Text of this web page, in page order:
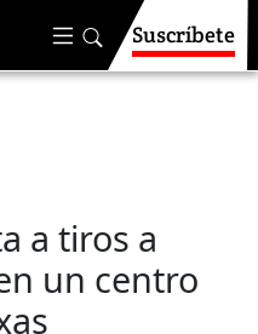
Suscríbete
a tiros a
un centro